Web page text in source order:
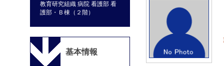
教育研究組織 病院 看護部 看
護部・Ｂ棟（２階）
基本情報